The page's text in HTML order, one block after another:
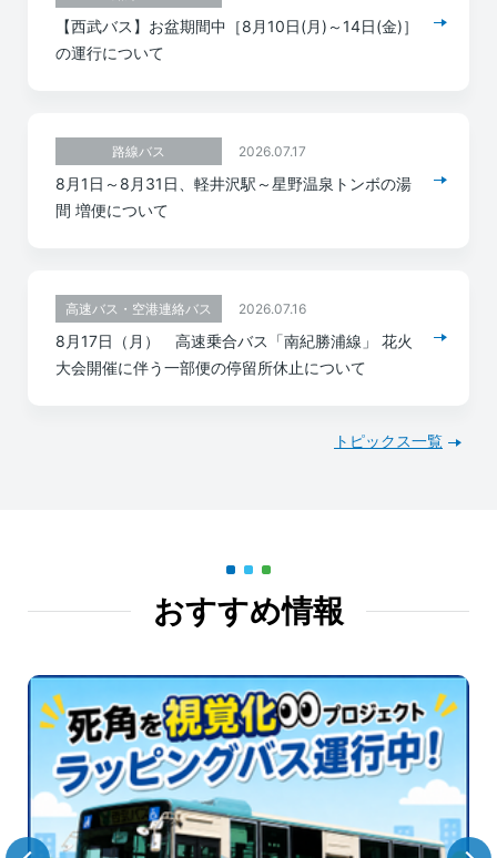
【西武バス】お盆期間中［8月10日(月)～14日(金)］
の運行について
路線バス 2026.07.17
8月1日～8月31日、軽井沢駅～星野温泉トンボの湯
間 増便について
高速バス・空港連絡バス 2026.07.16
8月17日（月） 高速乗合バス「南紀勝浦線」 花火
大会開催に伴う一部便の停留所休止について
トピックス一覧
おすすめ情報